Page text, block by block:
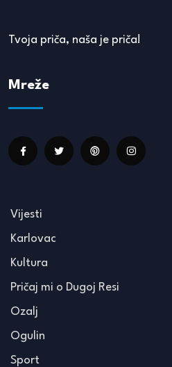
Tvoja priča, naša je priča!
Mreže
Vijesti
Karlovac
Kultura
Pričaj mi o Dugoj Resi
Ozalj
Ogulin
Sport